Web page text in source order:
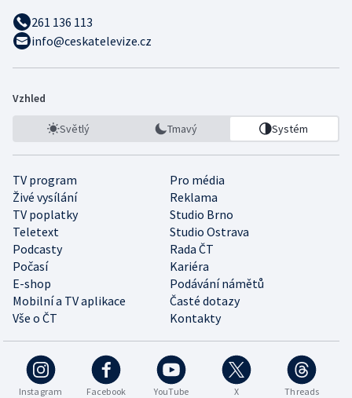
261 136 113
info@ceskatelevize.cz
Vzhled
Světlý Tmavý Systém
TV program
Pro média
Živé vysílání
Reklama
TV poplatky
Studio Brno
Teletext
Studio Ostrava
Podcasty
Rada ČT
Počasí
Kariéra
E-shop
Podávání námětů
Mobilní a TV aplikace
Časté dotazy
Vše o ČT
Kontakty
Instagram Facebook YouTube X Threads